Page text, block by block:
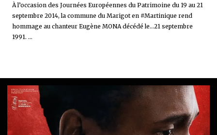
À l’occasion des Journées Européennes du Patrimoine du 19 au 21
septembre 2014, la commune du Marigot en #Martinique rend
hommage au chanteur Eugène MONA décédé le...21 septembre
1991. ...